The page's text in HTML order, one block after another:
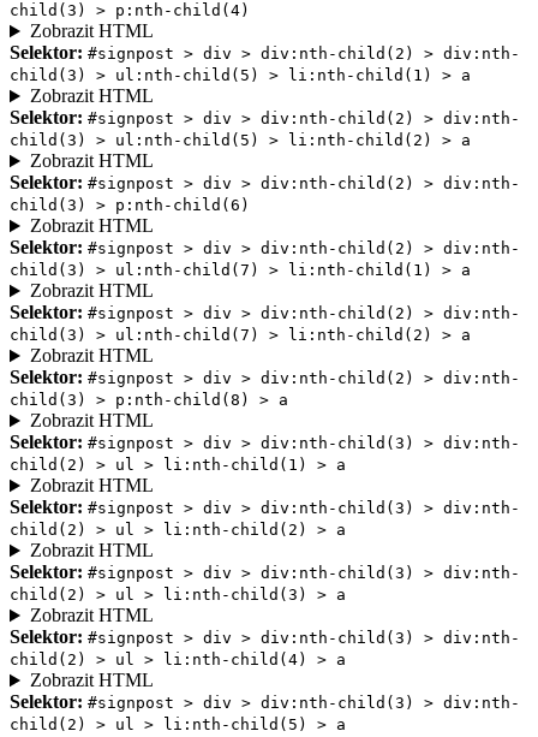
child(3) > p:nth-child(4)
Zobrazit HTML
Selektor: #signpost > div > div:nth-child(2) > div:nth-
child(3) > ul:nth-child(5) > li:nth-child(1) > a
Zobrazit HTML
Selektor: #signpost > div > div:nth-child(2) > div:nth-
child(3) > ul:nth-child(5) > li:nth-child(2) > a
Zobrazit HTML
Selektor: #signpost > div > div:nth-child(2) > div:nth-
child(3) > p:nth-child(6)
Zobrazit HTML
Selektor: #signpost > div > div:nth-child(2) > div:nth-
child(3) > ul:nth-child(7) > li:nth-child(1) > a
Zobrazit HTML
Selektor: #signpost > div > div:nth-child(2) > div:nth-
child(3) > ul:nth-child(7) > li:nth-child(2) > a
Zobrazit HTML
Selektor: #signpost > div > div:nth-child(2) > div:nth-
child(3) > p:nth-child(8) > a
Zobrazit HTML
Selektor: #signpost > div > div:nth-child(3) > div:nth-
child(2) > ul > li:nth-child(1) > a
Zobrazit HTML
Selektor: #signpost > div > div:nth-child(3) > div:nth-
child(2) > ul > li:nth-child(2) > a
Zobrazit HTML
Selektor: #signpost > div > div:nth-child(3) > div:nth-
child(2) > ul > li:nth-child(3) > a
Zobrazit HTML
Selektor: #signpost > div > div:nth-child(3) > div:nth-
child(2) > ul > li:nth-child(4) > a
Zobrazit HTML
Selektor: #signpost > div > div:nth-child(3) > div:nth-
child(2) > ul > li:nth-child(5) > a